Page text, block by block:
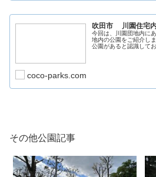
吹田市 川園住宅
今回は、川園団地内に
地内の公園をご紹介し
公園があると認識して
coco-parks.com
その他公園記事